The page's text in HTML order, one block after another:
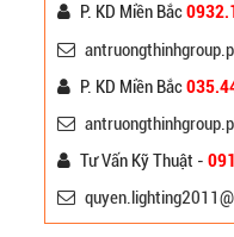
P. KD Miền Bắc
P. KD Miền Bắc
Tư Vấn Kỹ Thuật -
Đèn
Đèn